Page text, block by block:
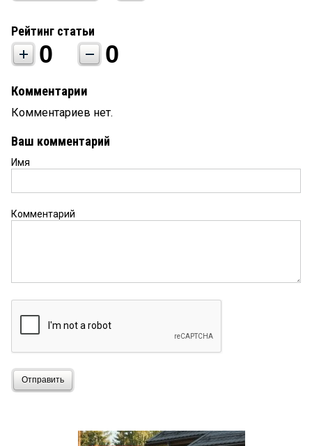
Рейтинг статьи
0 0
Комментарии
Комментариев нет.
Ваш комментарий
Имя
Комментарий
Отправить